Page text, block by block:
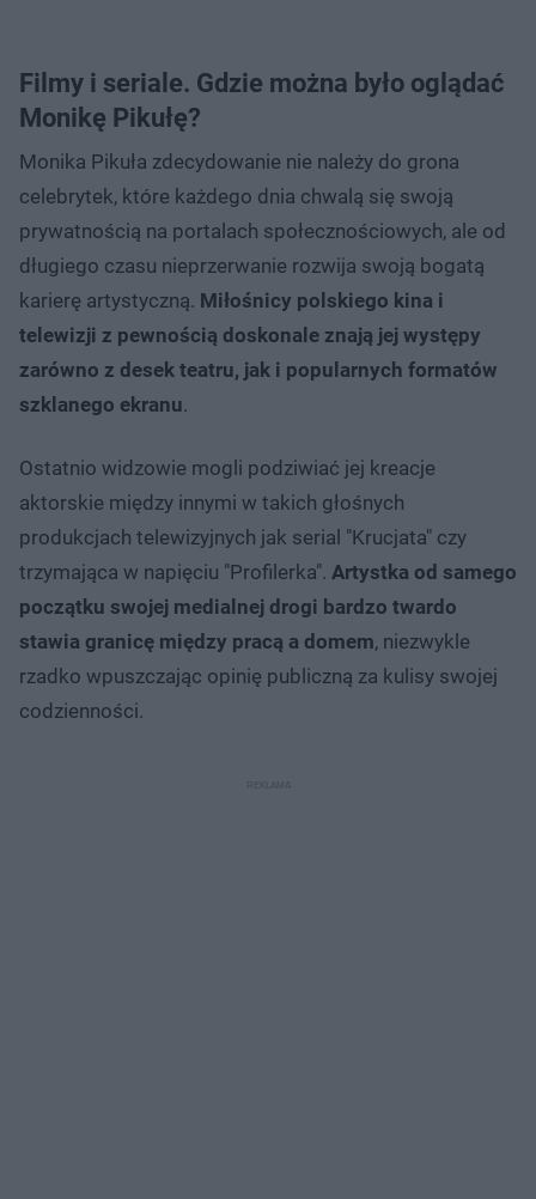
Filmy i seriale. Gdzie można było oglądać
Monikę Pikułę?
Monika Pikuła zdecydowanie nie należy do grona
celebrytek, które każdego dnia chwalą się swoją
prywatnością na portalach społecznościowych, ale od
długiego czasu nieprzerwanie rozwija swoją bogatą
karierę artystyczną. Miłośnicy polskiego kina i
telewizji z pewnością doskonale znają jej występy
zarówno z desek teatru, jak i popularnych formatów
szklanego ekranu.
Ostatnio widzowie mogli podziwiać jej kreacje
aktorskie między innymi w takich głośnych
produkcjach telewizyjnych jak serial "Krucjata" czy
trzymająca w napięciu "Profilerka". Artystka od samego
początku swojej medialnej drogi bardzo twardo
stawia granicę między pracą a domem, niezwykle
rzadko wpuszczając opinię publiczną za kulisy swojej
codzienności.